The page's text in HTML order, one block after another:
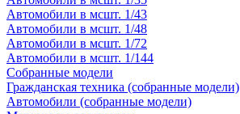
Автомобили в мсшт. 1/43
Автомобили в мсшт. 1/48
Автомобили в мсшт. 1/72
Автомобили в мсшт. 1/144
Собранные модели
Гражданская техника (собранные модели)
Автомобили (собранные модели)